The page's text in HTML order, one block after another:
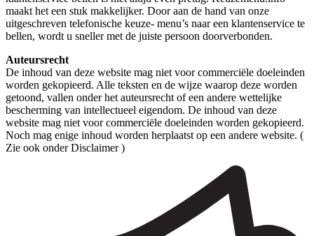
maakt het een stuk makkelijker. Door aan de hand van onze
uitgeschreven telefonische keuze- menu’s naar een klantenservice te
bellen, wordt u sneller met de juiste persoon doorverbonden.
Auteursrecht
De inhoud van deze website mag niet voor commerciële doeleinden
worden gekopieerd. Alle teksten en de wijze waarop deze worden
getoond, vallen onder het auteursrecht of een andere wettelijke
bescherming van intellectueel eigendom. De inhoud van deze
website mag niet voor commerciële doeleinden worden gekopieerd.
Noch mag enige inhoud worden herplaatst op een andere website. (
Zie ook onder Disclaimer )